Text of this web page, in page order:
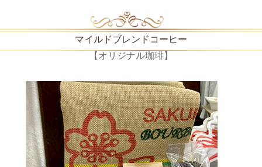
マイルドブレンドコーヒー
【オリジナル珈琲】